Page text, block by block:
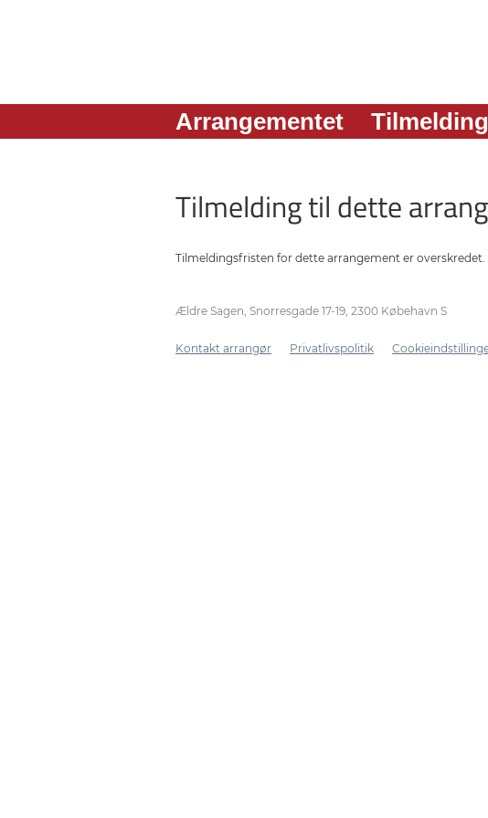
Arrangementet Tilmelding
Tilmelding til dette
Tilmeldingsfristen for dette arrangement er overskredet.
Ældre Sagen, Snorresgade 17-19, 2300 Købehavn S
Kontakt arrangør Privatlivspolitik